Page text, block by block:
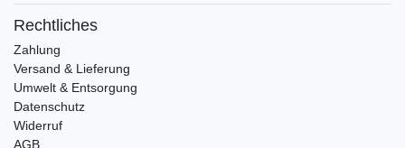
Rechtliches
Zahlung
Versand & Lieferung
Umwelt & Entsorgung
Datenschutz
Widerruf
AGB